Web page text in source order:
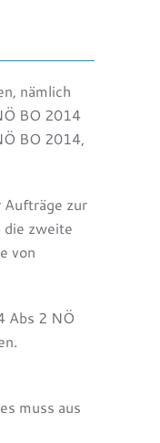
nämlich
BO 2014
BO 2014,
Aufträge zur
die zweite
von
Abs 2 NÖ
muss aus